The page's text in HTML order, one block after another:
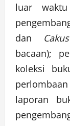
luar
dan Cakus
bacaan);
koleksi
laporan